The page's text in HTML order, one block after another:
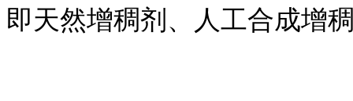
即天然增稠剂、人工合成增